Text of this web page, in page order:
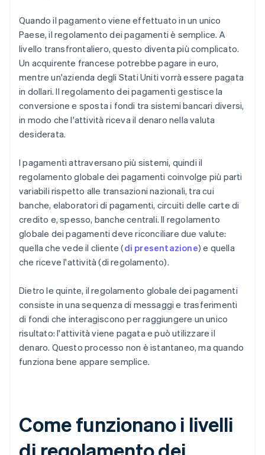
Quando il pagamento viene effettuato in un unico
Paese, il regolamento dei pagamenti è semplice. A
livello transfrontaliero, questo diventa più complicato.
Un acquirente francese potrebbe pagare in euro,
mentre un'azienda degli Stati Uniti vorrà essere pagata
in dollari. Il regolamento dei pagamenti gestisce la
conversione e sposta i fondi tra sistemi bancari diversi,
in modo che l'attività riceva il denaro nella valuta
desiderata.
I pagamenti attraversano più sistemi, quindi il
regolamento globale dei pagamenti coinvolge più parti
variabili rispetto alle transazioni nazionali, tra cui
banche, elaboratori di pagamenti, circuiti delle carte di
credito e, spesso, banche centrali. Il regolamento
globale dei pagamenti deve riconciliare due valute:
quella che vede il cliente (di presentazione) e quella
che riceve l'attività (di regolamento).
Dietro le quinte, il regolamento globale dei pagamenti
consiste in una sequenza di messaggi e trasferimenti
di fondi che interagiscono per raggiungere un unico
risultato: l'attività viene pagata e può utilizzare il
denaro. Questo processo non è istantaneo, ma quando
funziona bene appare semplice.
Come funzionano i livelli